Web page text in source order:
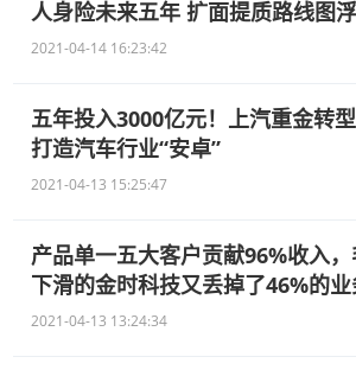
人身险未来五年 扩面提质路线图
2021-04-14 16:23:42
五年投入3000亿元！上汽重金转
打造汽车行业“安卓”
2021-04-13 15:25:47
产品单一五大客户贡献96%收入
下滑的金时科技又丢掉了46%的
2021-04-13 13:24:34